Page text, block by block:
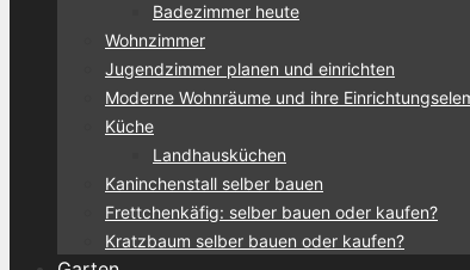
Badezimmer heute
Wohnzimmer
Jugendzimmer planen und einrichten
Moderne Wohnräume und ihre
Küche
Landhausküchen
Kaninchenstall selber bauen
Frettchenkäfig: selber bauen oder kaufen?
Kratzbaum selber bauen oder kaufen?